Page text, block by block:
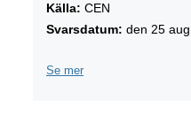
Källa: CEN
Svarsdatum: den 25
Se mer